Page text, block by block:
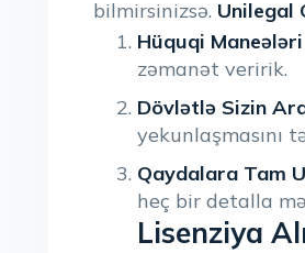
bilmirsinizsə. Unilegal
Hüquqi Maneələri
zəmanət veririk.
Dövlətlə Sizin
yekunlaşmasını
Qaydalara Tam
heç bir detalla
Lisenziya